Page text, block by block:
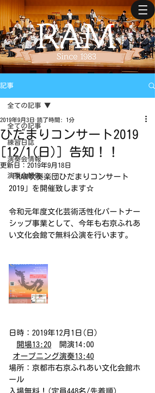
記事
全ての記事
練習日誌
演奏会情報
演奏会報告
全ての記事
ひだまりコンサート2019
[12/1(日)] 告知！！
2019年9月3日 読了時間: 1分
更新日： 2019年9月18日
「RAM吹奏楽団ひだまりコンサート
2019」を開催致します☆
令和元年度文化芸術活性化パートナー
シップ事業として、今年も右京ふれあ
い文化会館で無料公演を行います。
日時：2019年12月1日(日)
開場13:20 開演14:00
オープニング演奏13:40
場所：京都市右京ふれあい文化会館ホ
ール
入場無料！(定員448名/先着順)